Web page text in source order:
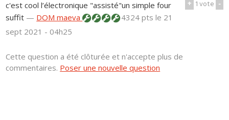
+ 1vote -
c'est cool l’électronique "assisté"un simple four
suffit — DOM maeva 4324 ptsle 21
sept 2021 - 04h25
Cette question a été clôturée et n'accepte plus de
commentaires. Poser une nouvelle question